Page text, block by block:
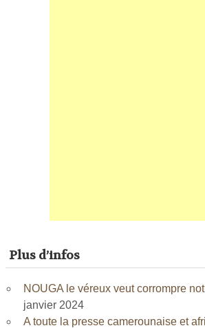
Plus d’infos
NOUGA le véreux veut corrompre
janvier 2024
A toute la presse camerounaise et